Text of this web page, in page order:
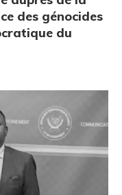
des génocides
du